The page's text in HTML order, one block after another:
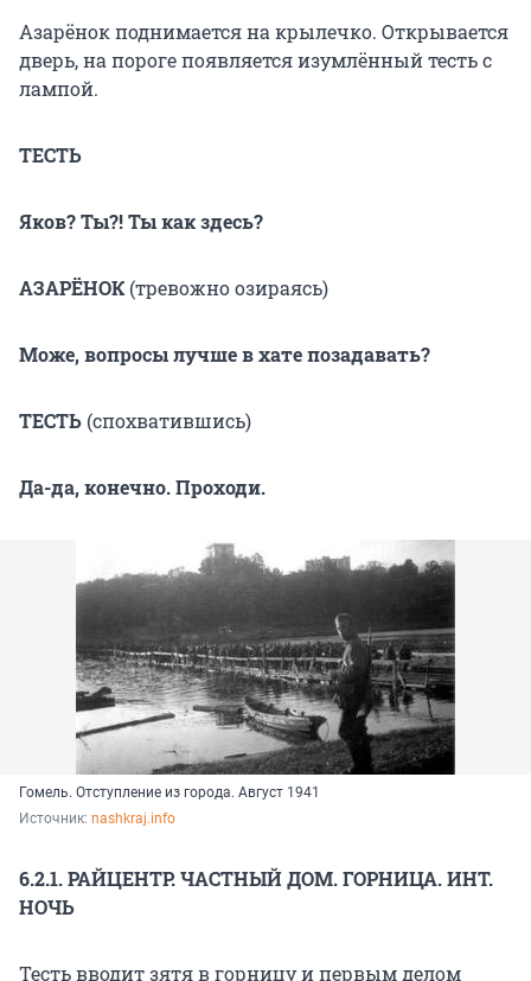
Азарёнок поднимается на крылечко. Открывается
дверь, на пороге появляется изумлённый тесть с
лампой.
ТЕСТЬ
Яков? Ты?! Ты как здесь?
АЗАРЁНОК (тревожно озираясь)
Може, вопросы лучше в хате позадавать?
ТЕСТЬ (спохватившись)
Да-да, конечно. Проходи.
Гомель. Отступление из города. Август 1941
Источник: nashkraj.info
6.2.1. РАЙЦЕНТР. ЧАСТНЫЙ ДОМ. ГОРНИЦА. ИНТ.
НОЧЬ
Тесть вводит зятя в горницу и первым делом